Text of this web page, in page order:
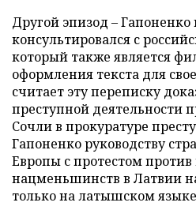
Другой эпизод – Гапоненко
консультировался с
который также является
оформления текста для
считает эту переписку
преступной деятельности
Сочли в прокуратуре
Гапоненко руководству
Европы с протестом
нацменьшинств в Латвии
только на латышском